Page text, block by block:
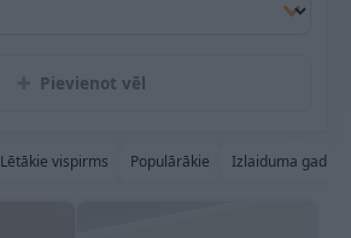
Pievienot vēl
Lētākie vispirms Populārākie Izlaiduma gads